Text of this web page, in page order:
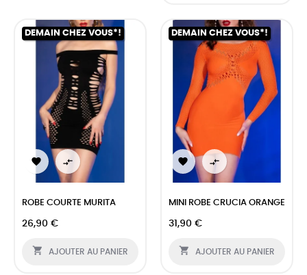
DEMAIN CHEZ VOUS*!
 
ROBE COURTE MURITA
26,90 €
 AJOUTER AU PANIER
DEMAIN CHEZ VOUS*!
 
MINI ROBE CRUCIA ORANGE
31,90 €
 AJOUTER AU PANIER